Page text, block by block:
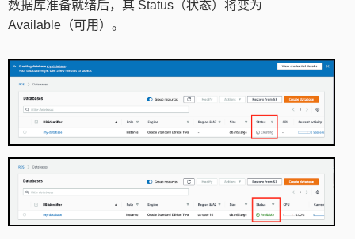
数据库准备就绪后，其 Status（状态）将变为
Available（可用）。